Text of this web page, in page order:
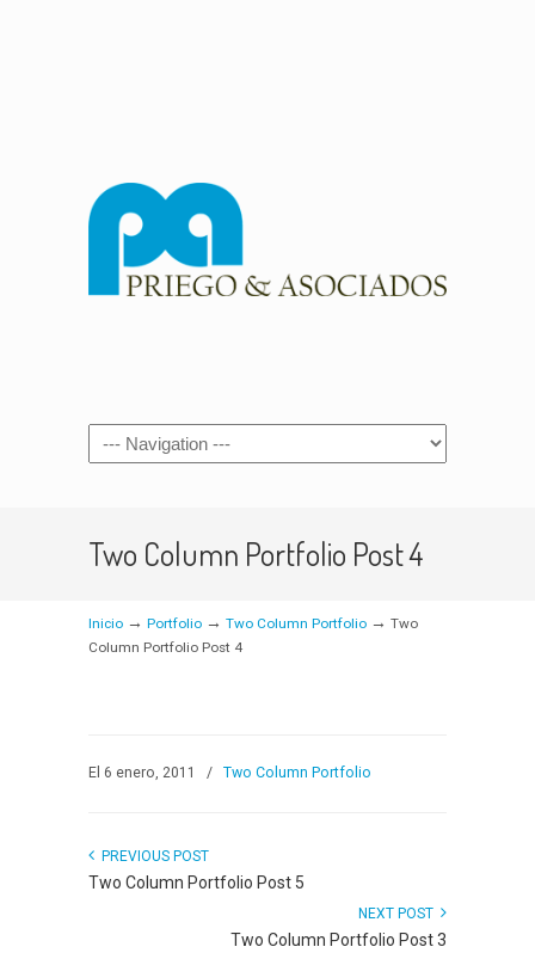
Navigation
Two Column Portfolio Post 4
Inicio → Portfolio → Two Column Portfolio → Two
Column Portfolio Post 4
El 6 enero, 2011 / Two Column Portfolio
PREVIOUS POST
Two Column Portfolio Post 5
NEXT POST
Two Column Portfolio Post 3